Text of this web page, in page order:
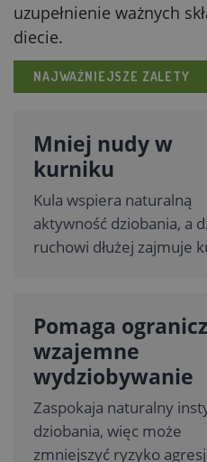
uzupełnienie ważnych
diecie.
NAJWAŻNIEJSZE ZALETY
Mniej nudy w
kurniku
Kula wspiera naturalną
aktywność dziobania, a
ruchowi dłużej zajmuje
Pomaga
wzajemne
wydziobywanie
Zaspokaja naturalny
dziobania, więc może
zmniejszyć ryzyko